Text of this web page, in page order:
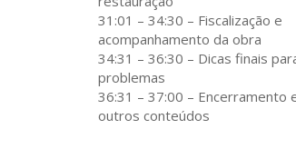
31:01 – 34:30 – Fiscalização e
acompanhamento da obra
34:31 – 36:30 – Dicas finais
problemas
36:31 – 37:00 – Encerramento
outros conteúdos